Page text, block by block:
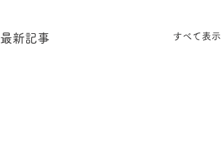
最新記事 すべて表示